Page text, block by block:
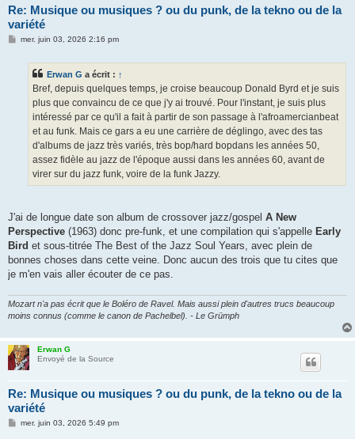
Re: Musique ou musiques ? ou du punk, de la tekno ou de la
variété
Mmer. juin 03, 2026 2:16 pm
Erwan G a écrit : ↑
Bref, depuis quelques temps, je croise beaucoup Donald Byrd et je suis
plus que convaincu de ce que j'y ai trouvé. Pour l'instant, je suis plus
intéressé par ce qu'il a fait à partir de son passage à l'afroamercianbeat
et au funk. Mais ce gars a eu une carrière de déglingo, avec des tas
d'albums de jazz très variés, très bop/hard bopdans les années 50,
assez fidèle au jazz de l'époque aussi dans les années 60, avant de
virer sur du jazz funk, voire de la funk Jazzy.
J'ai de longue date son album de crossover jazz/gospel A New
Perspective (1963) donc pre-funk, et une compilation qui s'appelle Early
Bird et sous-titrée The Best of the Jazz Soul Years, avec plein de
bonnes choses dans cette veine. Donc aucun des trois que tu cites que
je m'en vais aller écouter de ce pas.
Mozart n'a pas écrit que le Boléro de Ravel. Mais aussi plein d'autres trucs beaucoup
moins connus (comme le canon de Pachelbel). - Le Grümph
Erwan G
Envoyé de la Source
Re: Musique ou musiques ? ou du punk, de la tekno ou de la
variété
Mmer. juin 03, 2026 5:49 pm